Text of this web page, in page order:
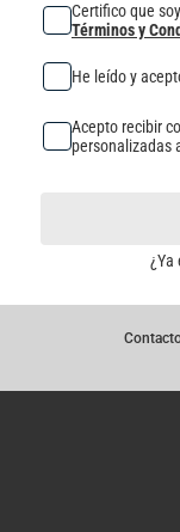
Certifico que
Términos y
He leído y
Acepto recibir
personalizadas
¿Ya